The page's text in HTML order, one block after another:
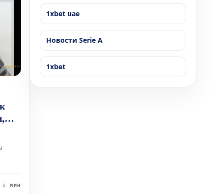
1 МИН
1xbet uae
Новости Serie A
1xbet